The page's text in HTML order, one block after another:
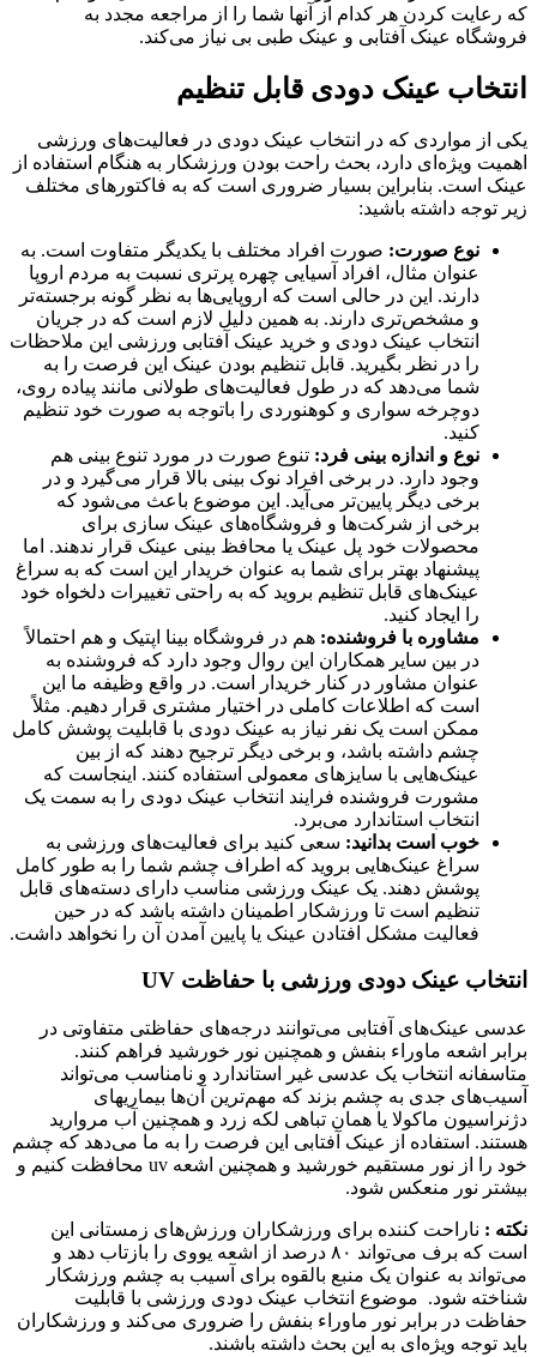
که رعایت کردن هر کدام از آنها شما را از مراجعه مجدد به
فروشگاه عینک آفتابی و عینک طبی بی نیاز می‌کند.
انتخاب عینک دودی قابل تنظیم
یکی از مواردی که در انتخاب عینک دودی در فعالیت‌های ورزشی
اهمیت ویژه‌ای دارد، بحث راحت بودن ورزشکار به هنگام استفاده از
عینک است. بنابراین بسیار ضروری است که به فاکتورهای مختلف
زیر توجه داشته باشید:
نوع صورت: صورت افراد مختلف با یکدیگر متفاوت است. به
عنوان مثال، افراد آسیایی چهره پرتری نسبت به مردم اروپا
دارند. این در حالی است که اروپایی‌ها به نظر گونه برجسته‌تر
و مشخص‌تری دارند. به همین دلیل لازم است که در جریان
انتخاب عینک دودی و خرید عینک آفتابی ورزشی این ملاحظات
را در نظر بگیرید. قابل تنظیم بودن عینک این فرصت را به
شما می‌دهد که در طول فعالیت‌های طولانی مانند پیاده روی،
دوچرخه سواری و کوهنوردی را باتوجه به صورت خود تنظیم
کنید.
نوع و اندازه بینی فرد: تنوع صورت در مورد تنوع بینی هم
وجود دارد. در برخی افراد نوک بینی بالا قرار می‌گیرد و در
برخی دیگر پایین‌تر می‌آید. این موضوع باعث می‌شود که
برخی از شرکت‌ها و فروشگاه‌های عینک سازی برای
محصولات خود پل عینک یا محافظ بینی عینک قرار ندهند. اما
پیشنهاد بهتر برای شما به عنوان خریدار این است که به سراغ
عینک‌های قابل تنظیم بروید که به راحتی تغییرات دلخواه خود
را ایجاد کنید.
مشاوره با فروشنده: هم در فروشگاه بینا اپتیک و هم احتمالاً
در بین سایر همکاران این روال وجود دارد که فروشنده به
عنوان مشاور در کنار خریدار است. در واقع وظیفه ما این
است که اطلاعات کاملی در اختیار مشتری قرار دهیم. مثلاً
ممکن است یک نفر نیاز به عینک دودی با قابلیت پوشش کامل
چشم داشته باشد، و برخی دیگر ترجیح دهند که از بین
عینک‌هایی با سایزهای معمولی استفاده کنند. اینجاست که
مشورت فروشنده فرایند انتخاب عینک دودی را به سمت یک
انتخاب استاندارد می‌برد.
خوب است بدانید: سعی کنید برای فعالیت‌های ورزشی به
سراغ عینک‌هایی بروید که اطراف چشم شما را به طور کامل
پوشش دهند. یک عینک ورزشی مناسب دارای دسته‌های قابل
تنظیم است تا ورزشکار اطمینان داشته باشد که در حین
فعالیت مشکل افتادن عینک یا پایین آمدن آن را نخواهد داشت.
انتخاب عینک دودی ورزشی با حفاظت UV
عدسی عینک‌های آفتابی می‌توانند درجه‌های حفاظتی متفاوتی در
برابر اشعه ماوراء بنفش و همچنین نور خورشید فراهم کنند.
متاسفانه انتخاب یک عدسی غیر استاندارد و نامناسب می‌تواند
آسیب‌های جدی به چشم بزند که مهم‌ترین آن‌ها بیماریهای
دژنراسیون ماکولا یا همان تباهی لکه زرد و همچنین آب مروارید
هستند. استفاده از عینک آفتابی این فرصت را به ما می‌دهد که چشم
خود را از نور مستقیم خورشید و همچنین اشعه uv محافظت کنیم و
بیشتر نور منعکس شود.
نکته : ناراحت کننده برای ورزشکاران ورزش‌های زمستانی این
است که برف می‌تواند ۸۰ درصد از اشعه یووی را بازتاب دهد و
می‌تواند به عنوان یک منبع بالقوه برای آسیب به چشم ورزشکار
شناخته شود. موضوع انتخاب عینک دودی ورزشی با قابلیت
حفاظت در برابر نور ماوراء بنفش را ضروری می‌کند و ورزشکاران
باید توجه ویژه‌ای به این بحث داشته باشند.